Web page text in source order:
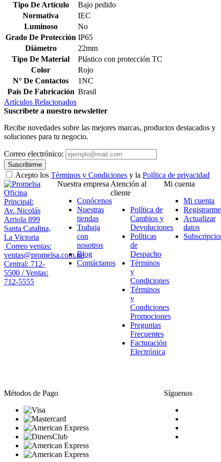
Tipo De Artículo
Bajo pedido
Normativa
IEC
Luminoso
No
Grado De Protección IP65
Diámetro
22mm
Tipo De Material
Plástico con protección TC
Color
Rojo
N° De Contactos
1NC
País De Fabricación Brasil
Artículos Relacionados
Suscríbete a nuestro newsletter
Recibe novedades sobre las mejores marcas, productos destacados y
soluciones para tu negocio.
Correo electrónico:
Suscribirme
Acepto los Términos y Condiciones y la Política de privacidad
Oficina
Principal:
Av. Nicolás
Arriola 899
Santa Catalina,
La Victoria
Correo ventas:
ventas@promelsa.com.pe
Central: 712-
5500 / Ventas:
712-5555
Nuestra empresa
Conócenos
Nuestras
tiendas
Trabaja
con
nosotros
Blog
Contáctanos
Atención al
cliente
Política de
Cambios y
Devoluciones
Políticas
de
Despacho
Términos
y
Condiciones
Términos
y
Condiciones
Promociones
Preguntas
Frecuentes
Facturación
Electrónica
Mi cuenta
Mi cuenta
Registrarme
Actualizar
datos
Métodos de Pago Síguenos